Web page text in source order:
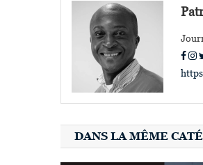
l’article
DANS LA MÊME